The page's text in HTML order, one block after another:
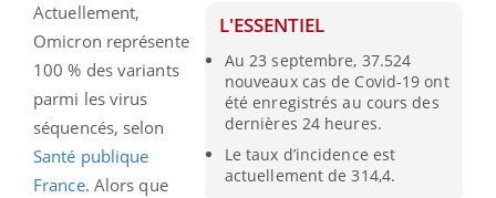
L'ESSENTIEL
Au 23 septembre, 37.524
nouveaux cas de Covid-19 ont
été enregistrés au cours des
dernières 24 heures.
Le taux d’incidence est
actuellement de 314,4.
Actuellement,
Omicron représente
100 % des variants
parmi les virus
séquencés, selon
Santé publique
France. Alors que